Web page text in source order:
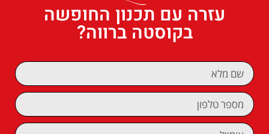
עזרה עם תכנון החופשה
בקוסטה ברווה?